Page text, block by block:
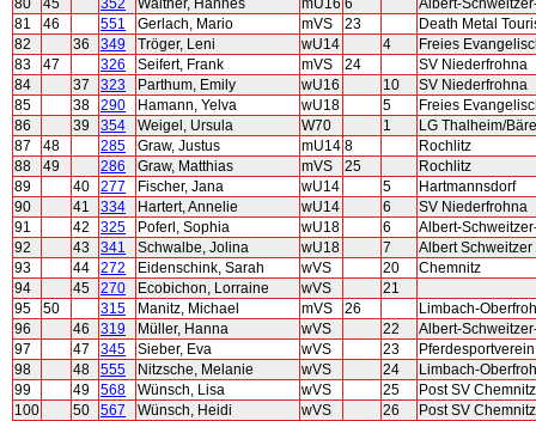
80
45 352 Walther, Hannes mU16 6
Albert-
81
46 551 Gerlach, Mario mVS 23
Death Metal
82
36 349 Tröger, Leni wU14 4
Freies
83
47 326 Seifert, Frank mVS 24
SV Niederfrohna
84
37 323 Parthum, Emily wU16 10
SV Niederfrohna
85
38 290 Hamann, Yelva wU18 5
Freies
86
39 354 Weigel, Ursula W70 1
LG Thalheim/
87
48 285 Graw, Justus mU14 8
Rochlitz
88
49 286 Graw, Matthias mVS 25
Rochlitz
89
40 277 Fischer, Jana wU14 5
Hartmannsdorf
90
41 334 Hartert, Annelie wU14 6
SV Niederfrohna
91
42 325 Poferl, Sophia wU18 6
Albert-
92
43 341 Schwalbe, Jolina wU18 7
Albert
93
44 272 Eidenschink, Sarah wVS 20
Chemnitz
94
45 270 Ecobichon, Lorraine wVS
21
95
50 315 Manitz, Michael mVS 26
Limbach-
96
46 319 Müller, Hanna wVS 22
Albert-
97
47 345 Sieber, Eva wVS 23
98
48 555 Nitzsche, Melanie wVS 24
Limbach-
99
49 568 Wünsch, Lisa wVS 25
Post SV Chemnitz
100
50 567 Wünsch, Heidi wVS 26 Post SV Chemnitz